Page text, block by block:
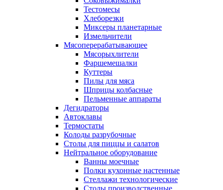
Тестомесы
Хлеборезки
Миксеры планетарные
Измельчители
Мясоперерабатывающее
Мясорыхлители
Фаршемешалки
Куттеры
Пилы для мяса
Шприцы колбасные
Пельменные аппараты
Дегидраторы
Автоклавы
Термостаты
Колоды разрубочные
Столы для пиццы и салатов
Нейтральное оборудование
Ванны моечные
Полки кухонные настенные
Стеллажи технологические
Столы производственные